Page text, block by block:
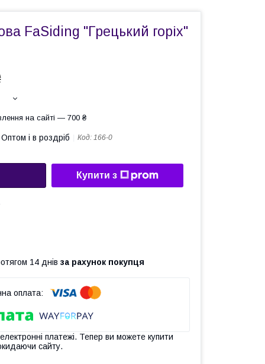
FaSiding "Грецький горіх"
на сайті — 700 ₴
Оптом і в роздріб Код: 166-0
Купити з
14 днів за рахунок покупця
платежі. Тепер ви можете купити
сайту.